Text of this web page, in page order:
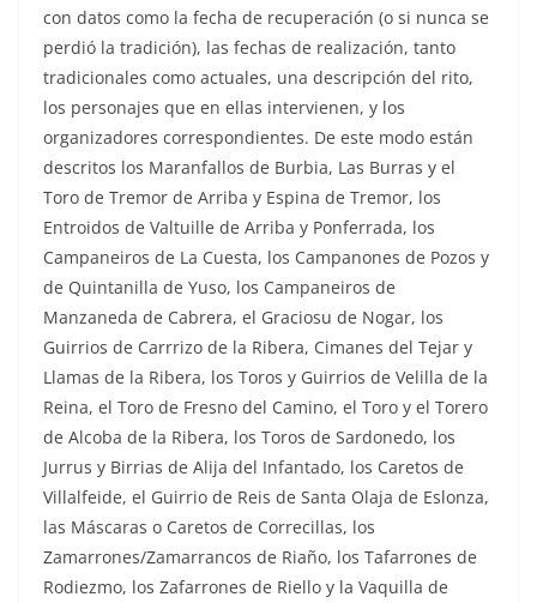
con datos como la fecha de recuperación (o si nunca se
perdió la tradición), las fechas de realización, tanto
tradicionales como actuales, una descripción del rito,
los personajes que en ellas intervienen, y los
organizadores correspondientes. De este modo están
descritos los Maranfallos de Burbia, Las Burras y el
Toro de Tremor de Arriba y Espina de Tremor, los
Entroidos de Valtuille de Arriba y Ponferrada, los
Campaneiros de La Cuesta, los Campanones de Pozos y
de Quintanilla de Yuso, los Campaneiros de
Manzaneda de Cabrera, el Graciosu de Nogar, los
Guirrios de Carrrizo de la Ribera, Cimanes del Tejar y
Llamas de la Ribera, los Toros y Guirrios de Velilla de la
Reina, el Toro de Fresno del Camino, el Toro y el Torero
de Alcoba de la Ribera, los Toros de Sardonedo, los
Jurrus y Birrias de Alija del Infantado, los Caretos de
Villalfeide, el Guirrio de Reis de Santa Olaja de Eslonza,
las Máscaras o Caretos de Correcillas, los
Zamarrones/Zamarrancos de Riaño, los Tafarrones de
Rodiezmo, los Zafarrones de Riello y la Vaquilla de